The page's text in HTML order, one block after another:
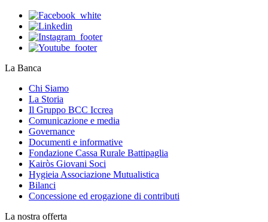
La Banca
Chi Siamo
La Storia
Il Gruppo BCC Iccrea
Comunicazione e media
Governance
Documenti e informative
Fondazione Cassa Rurale Battipaglia
Kairòs Giovani Soci
Hygieia Associazione Mutualistica
Bilanci
Concessione ed erogazione di contributi
La nostra offerta